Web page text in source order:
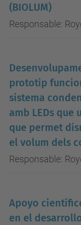
(BIOLUM)
Responsable:
prototip
sistema
amb LEDs
que permet
el volum dels
Responsable:
Apoyo
en el